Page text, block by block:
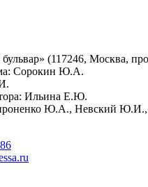
(117246, Москва,
Сорокин Ю.А.
Ильина Е.Ю.
Ю.А., Невский